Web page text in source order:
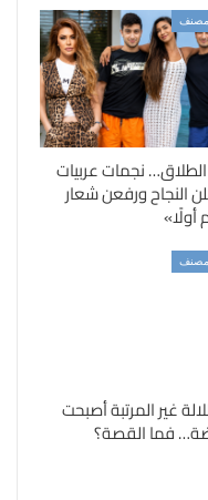
مصنف
نجمات عربيات
النجاح ورفعن شعار
أولًا»
مصنف
غير المرتبة أصبحت
فما القصة؟